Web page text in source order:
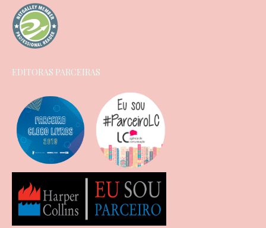
EDITORAS PARCEIRAS